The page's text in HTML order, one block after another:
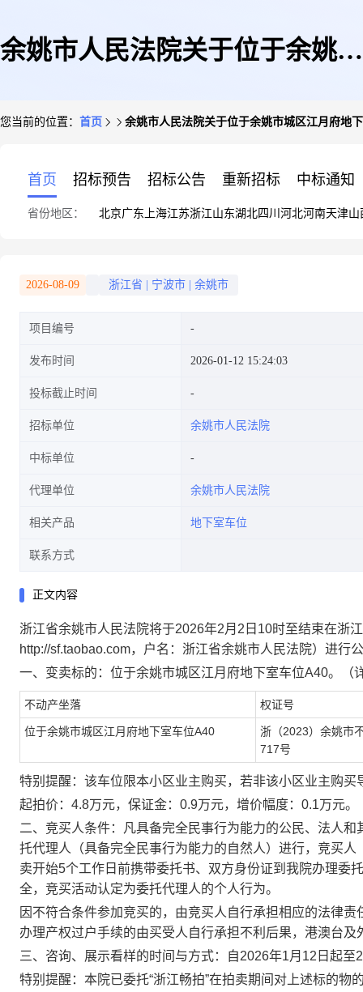
余姚市人民法院关于位于余姚市
您当前的位置： 首页 余姚市人民法院关于位于余姚市城区江月府地
首页 招标预告 招标公告 重新招标 中标通知
省份地区： 北京广东 上海江苏浙江山东湖北四川 河北河南天津山
2026-08-09 浙江省 宁波市 余姚市
项目编号
发布时间 2026-01-12 15:24:03
投标截止时间
招标单位 余姚市人民法院
中标单位
代理单位 余姚市人民法院
相关产品 地下室车位
联系方式
正文内容
浙江省余姚市人民法院将于2026年2月2日 10时至结束在浙
http://sf.taobao.com，户名：浙江省余姚市人民法院）进行
一、变卖标的 ： 位于余姚市城区江月府地下室车位A40。（
不动产坐落 权证号
位于余姚市城区江月府地下室车位A40 浙（2023）余姚市
717号
特别提醒：该车位限本小区业主购买，若非该小区业主购
起拍价： 4.8万元，保证金： 0.9万元，增价幅度： 0.1万元。
二、竞买人条件：凡具备完全民事行为能力的公民、法人
托代理人（具备完全民事行为能力的自然人）进行，竞买
卖开始5个工作日前携带委托书、双方身份证到我院办理委
全，竞买活动认定为委托代理人的个人行为。
因不符合条件参加竞买的，由竞买人自行承担相应的法律
办理产权过户手续的由买受人自行承担不利后果，港澳台
三、 咨询、展示看样的时间与方式：自2026年1月12日 起至
特别提醒：本院已委托“浙江畅拍”在拍卖期间对上述标的物